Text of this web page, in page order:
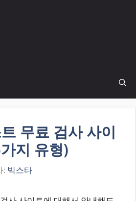
무료 검사 사이
지 유형)
: 빅스타